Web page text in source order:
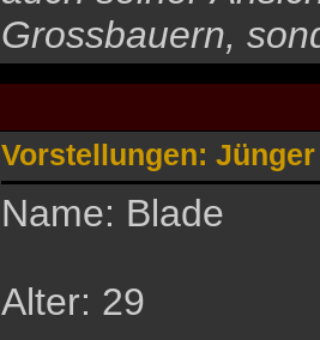
Grossbauern,
Vorstellungen:
Name: Blade
Alter: 29